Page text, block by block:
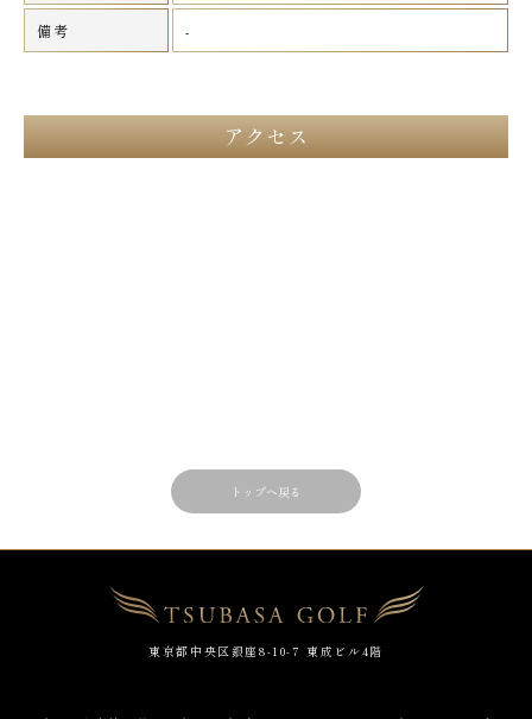
備考 -
アクセス
トップへ戻る
東京都中央区銀座8-10-7 東成ビル4階